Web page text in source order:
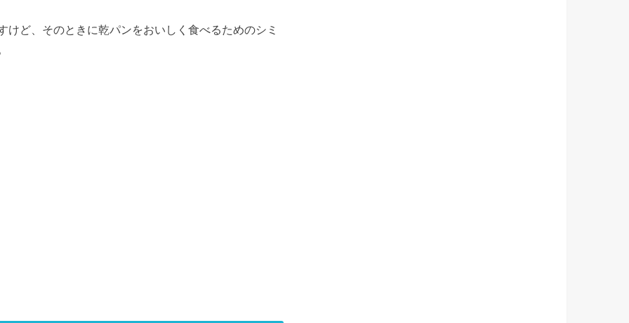
ど、そのときに乾パンをおいしく食べるためのシミ